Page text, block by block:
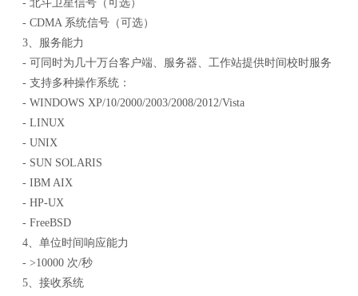
- 北斗卫星信号（可选）
- CDMA 系统信号（可选）
3、服务能力
- 可同时为几十万台客户端、服务器、工作站提供时间校时服务
- 支持多种操作系统：
- WINDOWS XP/10/2000/2003/2008/2012/Vista
- LINUX
- UNIX
- SUN SOLARIS
- IBM AIX
- HP-UX
- FreeBSD
4、单位时间响应能力
- >10000 次/秒
5、接收系统